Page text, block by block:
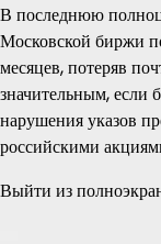
В последнюю
Московской биржи
месяцев, потеряв
значительным, если
нарушения указов
российскими
Выйти из